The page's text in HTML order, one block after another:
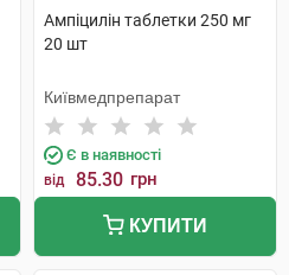
Ампіцилін таблетки 250 мг
20 шт
Київмедпрепарат
Є в наявності
від 85.30 грн
КУПИТИ